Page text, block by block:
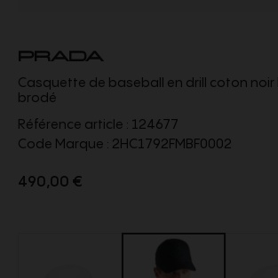
PRADA
Casquette de baseball en drill coton
brodé
Référence article : 124677
Code Marque : 2HC1792FMBF0002
490,00 €